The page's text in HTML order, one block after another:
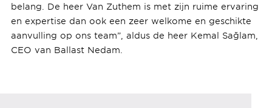
belang. De heer Van Zuthem is met zijn ruime ervaring
en expertise dan ook een zeer welkome en geschikte
aanvulling op ons team”, aldus de heer Kemal Sağlam,
CEO van Ballast Nedam.